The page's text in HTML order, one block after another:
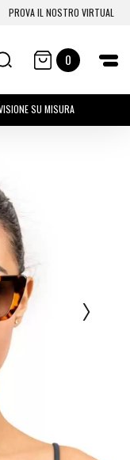
PROVA IL NOSTRO VIRTUAL
0
SU MISURA